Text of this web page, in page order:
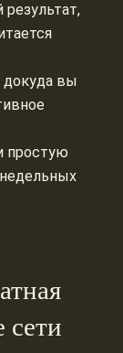
докуда вы
простую
сети